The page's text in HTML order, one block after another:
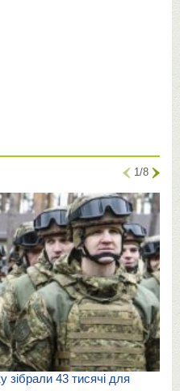
1/8
зібрали 43 тисячі для